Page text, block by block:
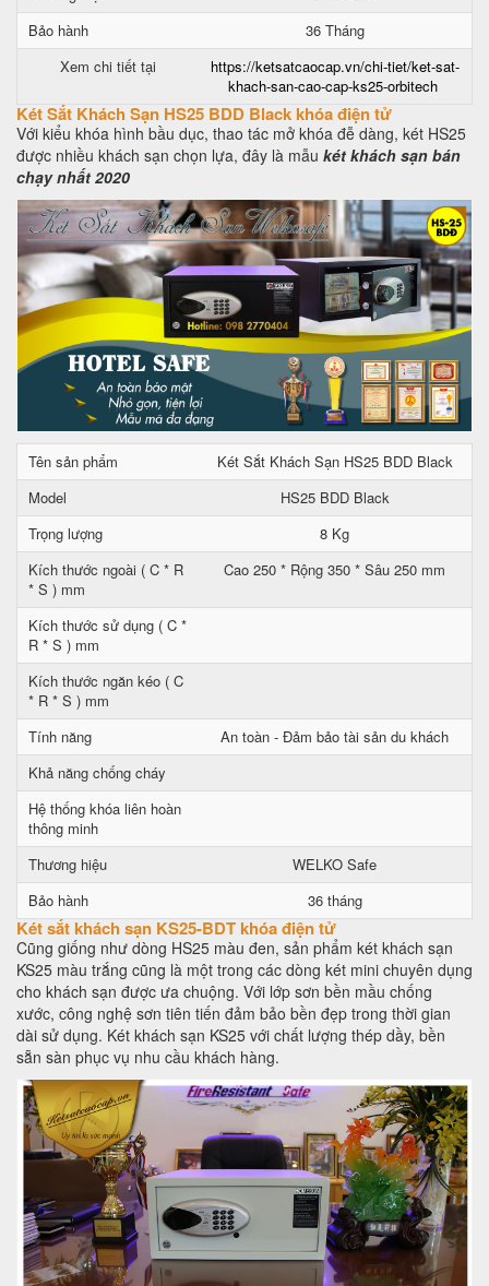
Bảo hành
36 Tháng
Xem chi tiết tại
https://ketsatcaocap.vn/chi-tiet/ket-sat-
khach-san-cao-cap-ks25-orbitech
Két Sắt Khách Sạn HS25 BDD Black khóa điện tử
Với kiểu khóa hình bầu dục, thao tác mở khóa đễ dàng, két HS25
được nhiều khách sạn chọn lựa, đây là mẫu két khách sạn bán
chạy nhất 2020
Tên sản phẩm
Két Sắt Khách Sạn HS25 BDD Black
Model
HS25 BDD Black
Trọng lượng
8 Kg
Kích thước ngoài ( C * R
* S ) mm
Cao 250 * Rộng 350 * Sâu 250 mm
Kích thước sử dụng ( C *
R * S ) mm
Kích thước ngăn kéo ( C
* R * S ) mm
Tính năng
An toàn - Đảm bảo tài sản du khách
Khả năng chống cháy
Hệ thống khóa liên hoàn
thông minh
Thương hiệu
WELKO Safe
Bảo hành
36 tháng
Két sắt khách sạn KS25-BDT khóa điện tử
Cũng giống như dòng HS25 màu đen, sản phẩm két khách sạn
KS25 màu trắng cũng là một trong các dòng két mini chuyên dụng
cho khách sạn được ưa chuộng. Với lớp sơn bền mầu chống
xước, công nghệ sơn tiên tiến đảm bảo bền đẹp trong thời gian
dài sử dụng. Két khách sạn KS25 với chất lượng thép dầy, bền
sẵn sàn phục vụ nhu cầu khách hàng.